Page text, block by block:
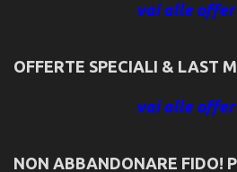
vai alle
OFFERTE SPECIALI & LAST
vai alle
NON ABBANDONARE FIDO!